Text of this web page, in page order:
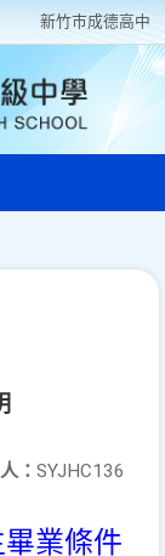
新竹巿成德高中
： SYJHC136
業條件